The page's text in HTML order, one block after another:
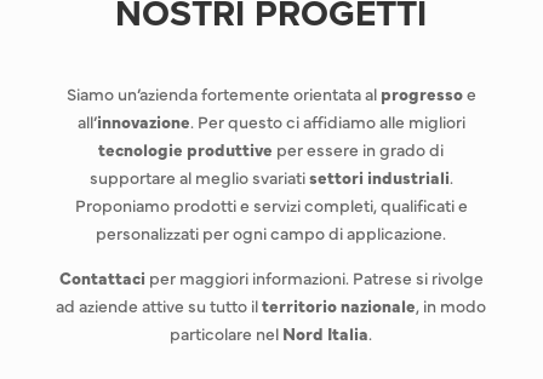
NOSTRI PROGETTI
Siamo un’azienda fortemente orientata al progressoe
all’innovazione. Per questo ci affidiamo alle migliori
tecnologie produttive per essere in grado di
supportare al meglio svariatisettori industriali.
Proponiamo prodotti e servizi completi, qualificati e
personalizzati per ogni campo di applicazione.
Contattaci per maggiori informazioni. Patrese si rivolge
ad aziende attive su tutto ilterritorio nazionale, in modo
particolare nel Nord Italia.